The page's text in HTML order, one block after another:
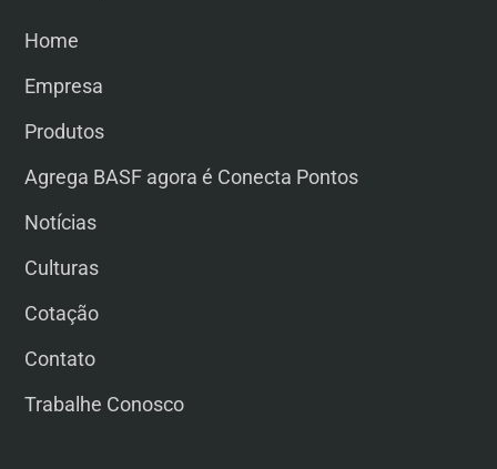
Home
Empresa
Produtos
Agrega BASF agora é Conecta Pontos
Notícias
Culturas
Cotação
Contato
Trabalhe Conosco